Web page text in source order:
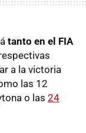
tanto en el FIA
a la victoria
las 12
o las 24